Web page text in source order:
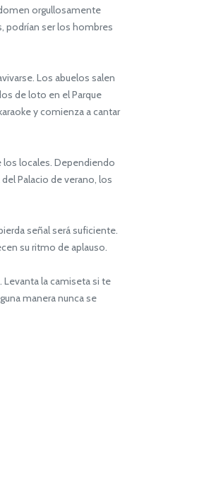
orgullosamente
podrían ser los hombres
Los abuelos salen
de loto en el Parque
y comienza a cantar
locales. Dependiendo
Palacio de verano, los
señal será suficiente.
su ritmo de aplauso.
Levanta la camiseta si te
manera nunca se